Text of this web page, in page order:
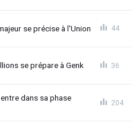
se précise à l'Union 44
se prépare à Genk 36
dans sa phase
204